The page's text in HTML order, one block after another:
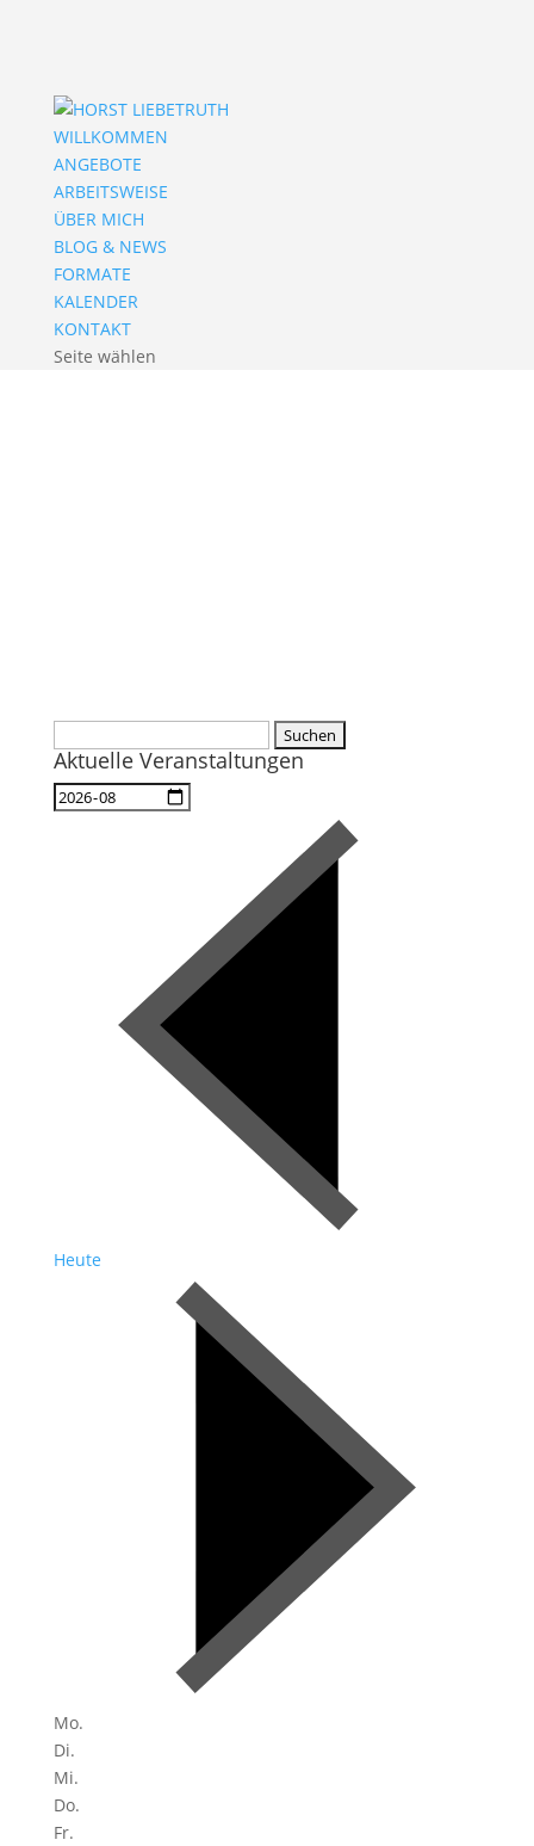
WILLKOMMEN
ANGEBOTE
ARBEITSWEISE
ÜBER MICH
BLOG & NEWS
FORMATE
KALENDER
KONTAKT
Seite wählen
nach:
Aktuelle Veranstaltungen
Heute
Mo.
Di.
Mi.
Do.
Fr.